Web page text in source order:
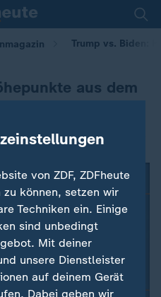
Trump vs. Biden:
aus dem
von ZDF, ZDFheute
können, setzen wir
Techniken ein. Einige
sind unbedingt
Mit deiner
unsere Dienstleister
auf deinem Gerät
Dabei geben wir